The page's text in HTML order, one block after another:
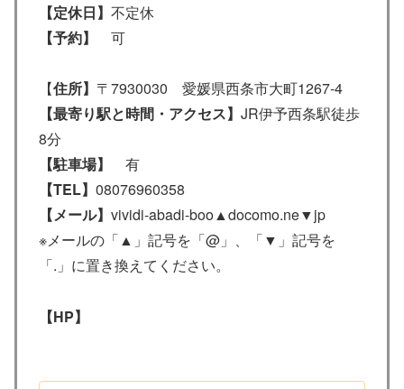
【定休日】 不定休
【予約】
可
【住所】 〒7930030 愛媛県西条市大町1267-4
【最寄り駅と時間・アクセス】 JR伊予西条駅徒歩
8分
【駐車場】
有
【TEL】 08076960358
【メール】 vividi-abadi-boo▲docomo.ne▼jp
※メールの「▲」記号を「@」、「▼」記号を
「.」に置き換えてください。
【HP】